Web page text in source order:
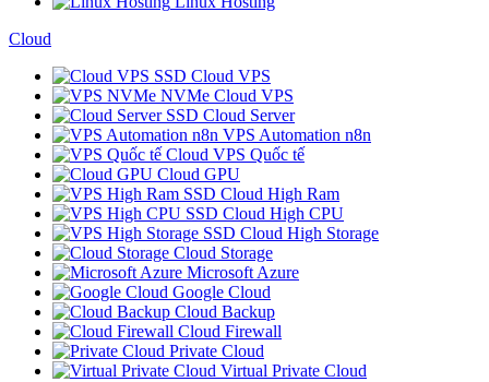
Cloud
SSD Cloud VPS
NVMe Cloud VPS
SSD Cloud Server
VPS Automation n8n
Cloud VPS Quốc tế
Cloud GPU
SSD Cloud High Ram
SSD Cloud High CPU
SSD Cloud High Storage
Cloud Storage
Microsoft Azure
Google Cloud
Cloud Backup
Cloud Firewall
Private Cloud
Virtual Private Cloud